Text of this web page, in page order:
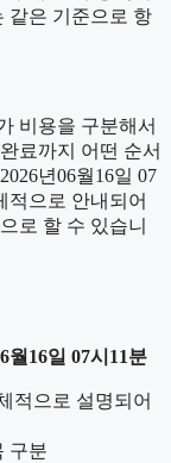
같은 기준으로 항
비용을 구분해서
료까지 어떤 순서
년06월16일 07
적으로 안내되어
로 할 수 있습니
월16일 07시11분
적으로 설명되어
구분